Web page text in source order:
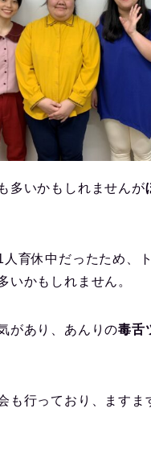
多いかもしれませんが
人育休中だったため、
いかもしれません。
があり、あんりの毒舌
も行っており、ますま